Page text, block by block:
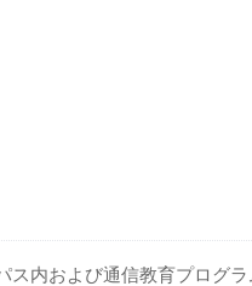
内および通信教育プログラ